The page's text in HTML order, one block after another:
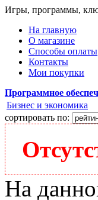
Игры, программы,
На главную
О магазине
Способы оплаты
Контакты
Мои покупки
Программное
Бизнес и экономика
сортировать по:
На